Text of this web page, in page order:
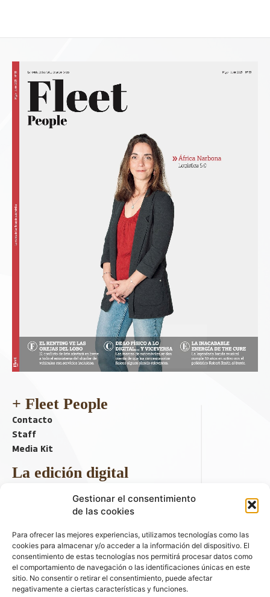
Gestionar el consentimiento
de las cookies
Para ofrecer las mejores experiencias, utilizamos tecnologías como las
cookies para almacenar y/o acceder a la información del dispositivo. El
consentimiento de estas tecnologías nos permitirá procesar datos como
el comportamiento de navegación o las identificaciones únicas en este
sitio. No consentir o retirar el consentimiento, puede afectar
negativamente a ciertas características y funciones.
+ Fleet People
Contacto
Staff
Media Kit
La edición digital
Descargar último ejemplar
ir a hemeroteca
+ Contenido en redes sociales